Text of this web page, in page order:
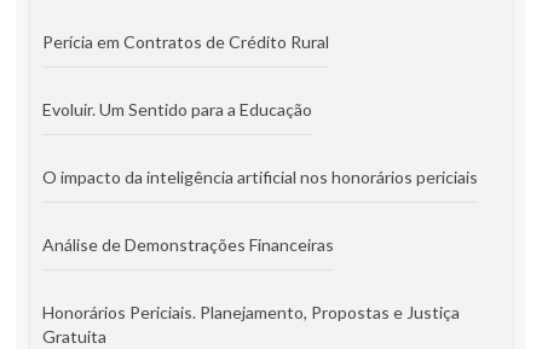
Perícia em Contratos de Crédito Rural
Evoluir. Um Sentido para a Educação
O impacto da inteligência artificial nos honorários periciais
Análise de Demonstrações Financeiras
Honorários Periciais. Planejamento, Propostas e Justiça
Gratuita